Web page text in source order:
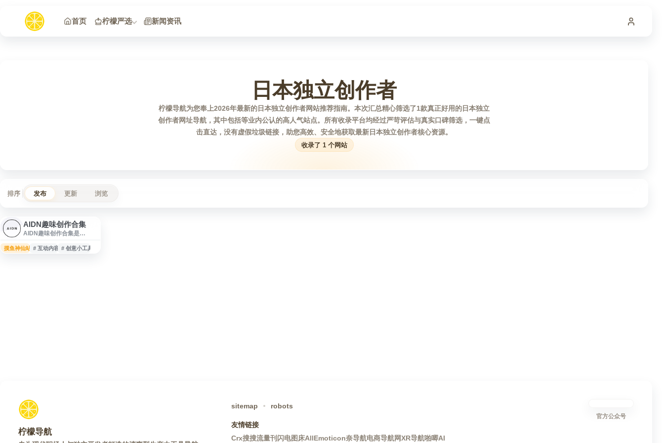
首页
柠檬严选 新闻资讯
日本独立创作者
柠檬导航为您奉上2026年最新的日本独立创作者网站推荐指南。本次汇总精心筛选了1款真正好用的日本独立
创作者网址导航，其中包括等业内公认的高人气站点。所有收录平台均经过严苛评估与真实口碑筛选，一键点
击直达，没有虚假垃圾链接，助您高效、安全地获取最新日本独立创作者核心资源。
收录了 1 个网站
排序 发布 更新 浏览
AIDN趣味创作合集
AIDN趣味创作合集是
面，收录其个人制作的音
乐、互动内容、网页应用及
摸鱼神仙站 # 互动内容 # 创意小工具
柠檬导航
sitemap robots
友情链接
Crx搜搜流量刊 闪电图床AllEmoticon奈导航电商导航网XR导航啪唧AI
官方公众号